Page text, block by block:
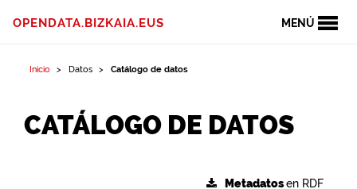
MENÚ
OPENDATA.BIZKAIA.EUS
Inicio Datos Catálogo de datos
CATÁLOGO DE DATOS
Metadatosen RDF